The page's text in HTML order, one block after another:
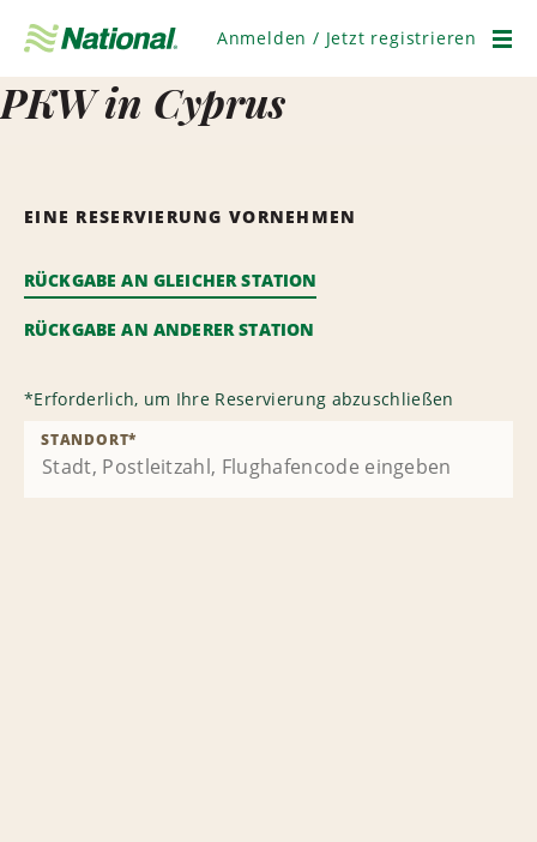
überspringen
Anmelden / Jetzt registrieren
PKW in Cyprus
EINE RESERVIERUNG VORNEHMEN
RÜCKGABE AN GLEICHER STATION
RÜCKGABE AN ANDERER STATION
*Erforderlich, um Ihre Reservierung abzuschließen
STANDORT*